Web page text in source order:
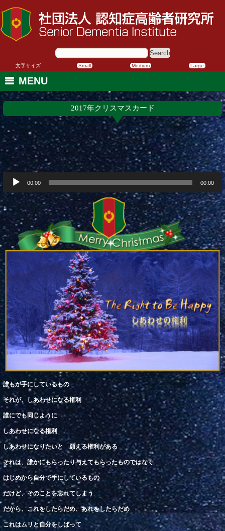
サ
イ
ト
文字サイズ Small Medium Large
MENU
2017年クリスマスカード
音
ー
ヤ
00:00 00:00
誰もが手にしているもの
それが、 しあわせになる権利
誰にでも同じように
しあわせになる権利
しあわせになりたいと 願える権利がある
それは、誰かにもらったり与えてもらったものではなく
はじめから自分で手にしているもの
だけど、そのことを忘れてしまう
だから、これをしたらだめ、あれをしたらだめ
これはムリと自分をしばって